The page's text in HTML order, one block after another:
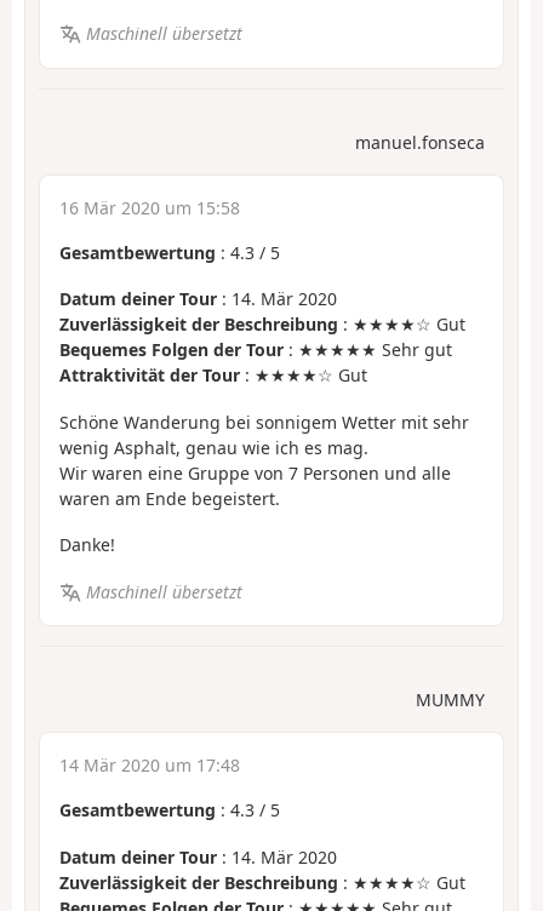
Maschinell übersetzt
manuel.fonseca
16 Mär 2020 um 15:58
Gesamtbewertung : 4.3 / 5
Datum deiner Tour : 14. Mär 2020
Zuverlässigkeit der Beschreibung : ★★★★☆ Gut
Bequemes Folgen der Tour : ★★★★★ Sehr gut
Attraktivität der Tour : ★★★★☆ Gut
Schöne Wanderung bei sonnigem Wetter mit sehr
wenig Asphalt, genau wie ich es mag.
Wir waren eine Gruppe von 7 Personen und alle
waren am Ende begeistert.
Danke!
Maschinell übersetzt
MUMMY
14 Mär 2020 um 17:48
Gesamtbewertung : 4.3 / 5
Datum deiner Tour : 14. Mär 2020
Zuverlässigkeit der Beschreibung : ★★★★☆ Gut